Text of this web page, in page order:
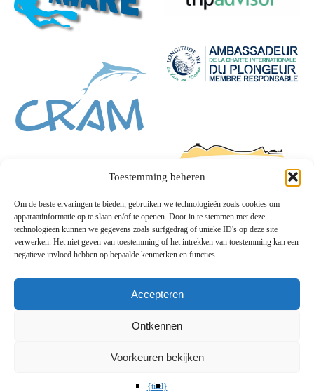
Toestemming beheren
Om de beste ervaringen te bieden, gebruiken we technologieën zoals cookies om
apparaatinformatie op te slaan en/of te openen. Door in te stemmen met deze
technologieën kunnen we gegevens zoals surfgedrag of unieke ID's op deze site
verwerken. Het niet geven van toestemming of het intrekken van toestemming kan een
negatieve invloed hebben op bepaalde kenmerken en functies.
Accepteren
Ontkennen
Voorkeuren bekijken
{titel}